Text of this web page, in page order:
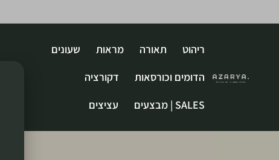
ריהוט תאורה מראות
שעונים
הדומים וכורסאות
דקורציה
SALES | מבצעים
עציצים